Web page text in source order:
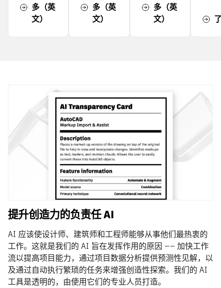
多（英
文）
多（英
文）
多（英
文）
提升创造力的负责任 AI
AI 应该使设计师、建筑师和工程师能够从事他们最热衷的
工作。这就是我们的 AI 旨在发挥作用的原因 —— 加快工作
流以提高项目能力，通过项目数据分析提供预测性见解，以
及通过自动执行繁琐的任务来增强创造性探索。我们的 AI
工具是透明的，由使用它们的专业人员打造。